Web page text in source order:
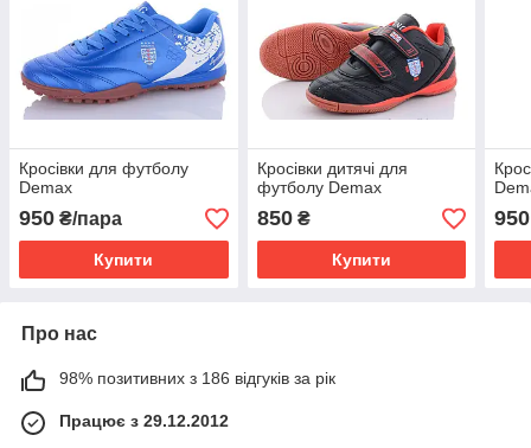
Кросівки для футболу
Demax
950 ₴/пара
Купити
Кросівки дитячі для
футболу Demax
850₴
Купити
950
Про нас
98% позитивних з 186 відгуків за рік
Працює з 29.12.2012